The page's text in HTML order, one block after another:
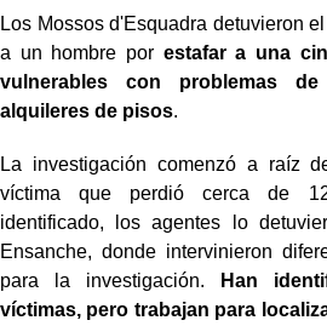
Los Mossos d'Esquadra detuvieron
a un hombre por estafar a una
vulnerables con problemas
alquileres de pisos.
La investigación comenzó a raíz
víctima que perdió cerca de
identificado, los agentes lo
Ensanche, donde intervinieron
para la investigación.
Han
víctimas, pero trabajan para